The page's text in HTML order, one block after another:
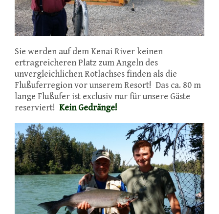
Sie werden auf dem Kenai River keinen
ertragreicheren Platz zum Angeln des
unvergleichlichen Rotlachses finden als die
Flußuferregion vor unserem Resort! Das ca. 80 m
lange Flußufer ist exclusiv nur für unsere Gäste
reserviert! Kein Gedränge!